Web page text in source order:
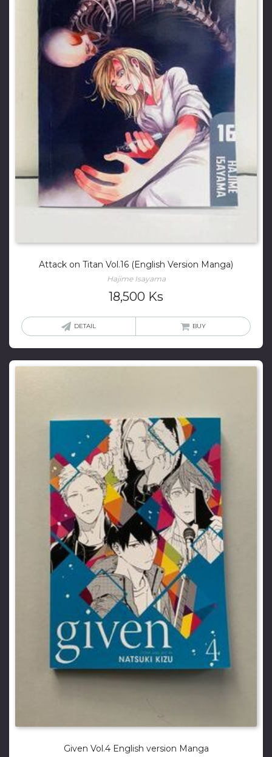
Attack on Titan Vol.16 (English Version Manga)
Hajime Isayama
18,500 Ks
DETAIL BUY
Given Vol.4 English version Manga